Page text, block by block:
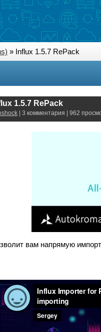
» Influx 1.5.7 RePack
1.5.7 RePack
| 3 комментария | 962
вам напрямую